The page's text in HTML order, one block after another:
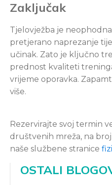
Zaključak
Tjelovježba je
pretjerano naprezanje
učinak. Zato je ključno
prednost kvaliteti
vrijeme oporavka.
više.
Rezervirajte svoj termin
društvenih mreža, na
naše službene stranice
OSTALI